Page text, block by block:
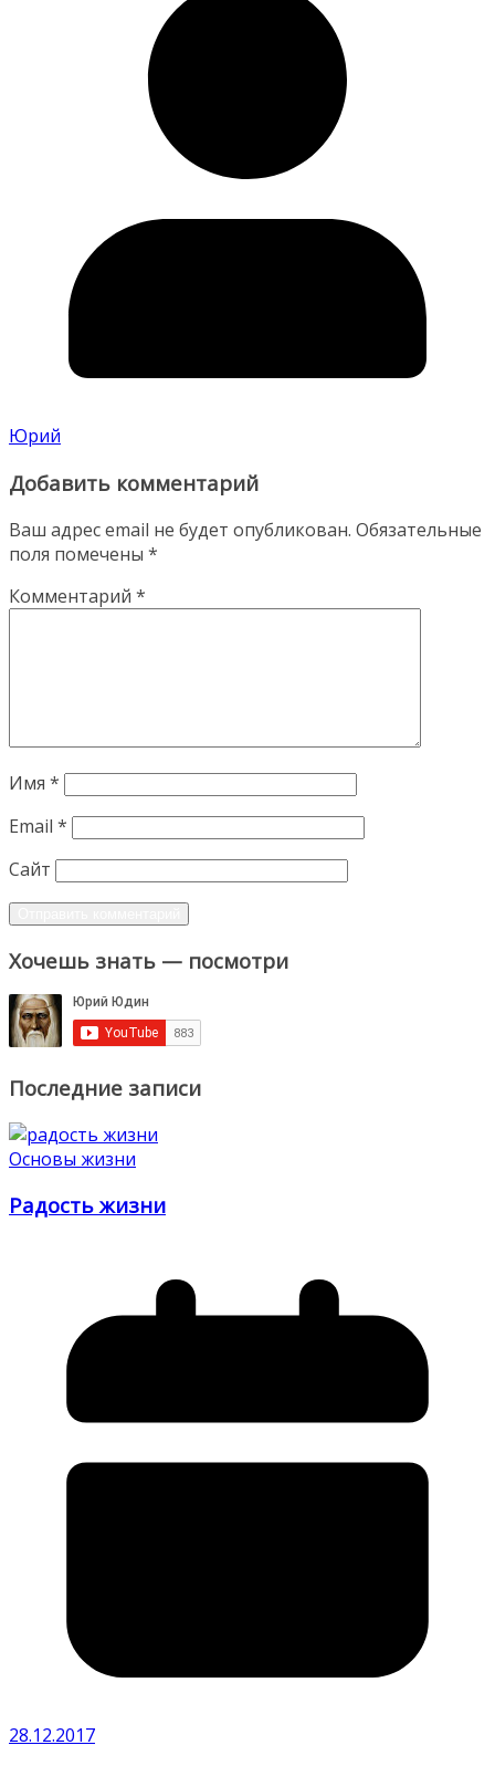
Юрий
Добавить комментарий
Ваш адрес email не будет опубликован. Обязательные
поля помечены *
Комментарий *
Имя *
Email *
Сайт
Хочешь знать — посмотри
Последние записи
Основы жизни
Радость жизни
28.12.2017